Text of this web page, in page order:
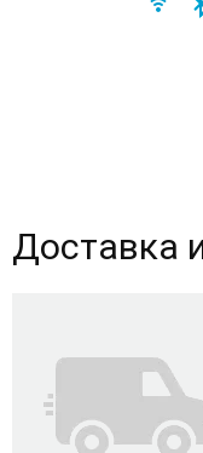
Доставка